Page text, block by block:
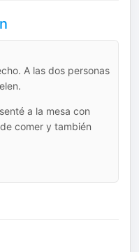
A las dos personas
a la mesa con
comer y también